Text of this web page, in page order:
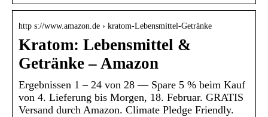
http s://www.amazon.de › kratom-Lebensmittel-Getränke
Kratom: Lebensmittel &
Getränke – Amazon
Ergebnissen 1 – 24 von 28 — Spare 5 % beim Kauf
von 4. Lieferung bis Morgen, 18. Februar. GRATIS
Versand durch Amazon. Climate Pledge Friendly.